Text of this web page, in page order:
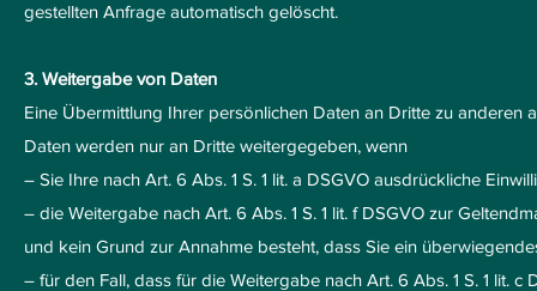
gestellten Anfrage automatisch gelöscht.
3. Weitergabe von Daten
Eine Übermittlung Ihrer persönlichen Daten an Dritte zu
Daten werden nur an Dritte weitergegeben, wenn
– Sie Ihre nach Art. 6 Abs. 1 S. 1 lit. a DSGVO ausdrückliche
– die Weitergabe nach Art. 6 Abs. 1 S. 1 lit. f DSGVO zur
und kein Grund zur Annahme besteht, dass Sie ein
– für den Fall, dass für die Weitergabe nach Art. 6 Abs. 1 S. 1 lit.